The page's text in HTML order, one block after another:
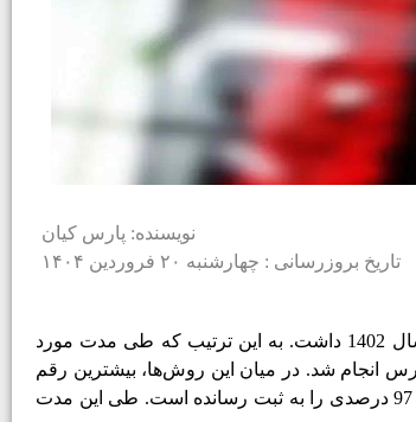
نویسنده: پارس کیان
تاریخ بروزرسانی : چهارشنبه ۲۰ فروردین ۱۴۰۴
طی سالی که گذشت بیش از 688 هزار و 858 میلیارد تومان تامین مالی به روش‌های مختلف در فرابورس انجام شد که رشد 83 درصدی نسبت به سال 1402 داشت. به این ترتیب که طی مدت مورد
انجام شد. در میان این روش‌ها، بیشترین رقم
تامین مالی از مسیر پذیره‌نویسی بوده که رشد 99 درصدی داشته است. رتبه دوم هم تامین مالی با روش انتشار اسناد خزانه اسلامی است که افزایش 97 درصدی را به ثبت رسانده است. طی این مدت